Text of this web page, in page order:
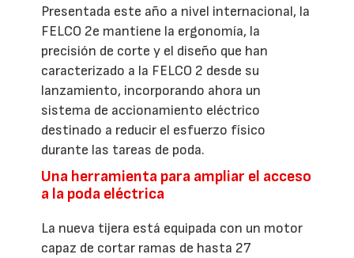
Presentada este año a nivel internacional, la
FELCO 2e mantiene la ergonomía, la
precisión de corte y el diseño que han
caracterizado a la FELCO 2 desde su
lanzamiento, incorporando ahora un
sistema de accionamiento eléctrico
destinado a reducir el esfuerzo físico
durante las tareas de poda.
Una herramienta para ampliar el acceso
a la poda eléctrica
La nueva tijera está equipada con un motor
capaz de cortar ramas de hasta 27